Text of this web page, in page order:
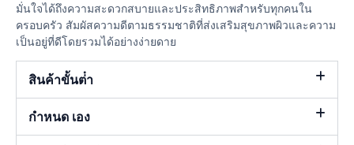
มั่นใจได้ถึงความสะดวกสบายและประสิทธิภาพสำหรับทุกคนใน
ครอบครัว สัมผัสความดีตามธรรมชาติที่ส่งเสริมสุขภาพผิวและความ
เป็นอยู่ที่ดีโดยรวมได้อย่างง่ายดาย
สินค้าขั้นต่ํา
กำหนด เอง